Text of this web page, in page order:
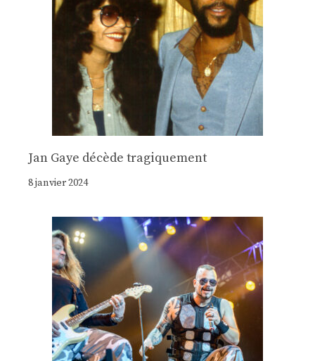
Jan Gaye décède tragiquement
8 janvier 2024